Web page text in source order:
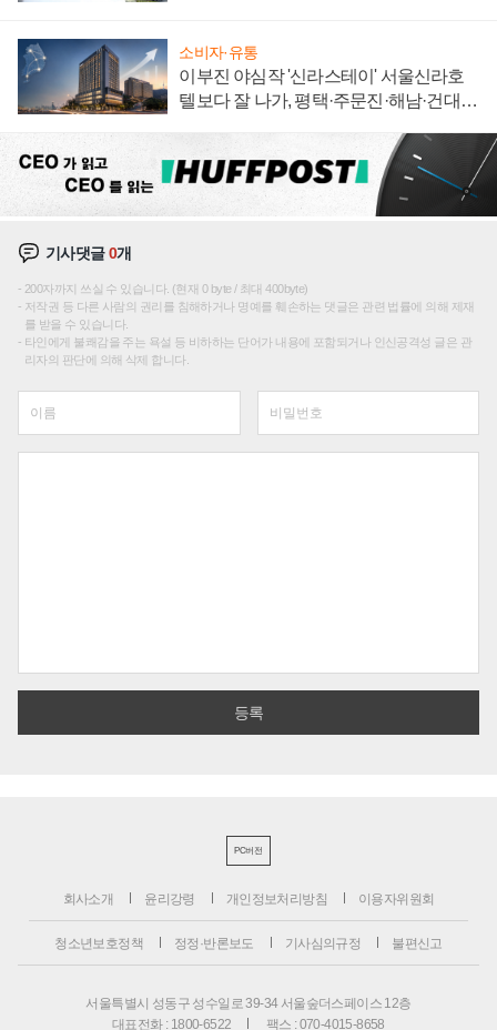
소비자·유통
이부진 야심작 '신라스테이' 서울신라호
텔보다 잘 나가, 평택·주문진·해남·건대로
기사댓글0개
200자까지 쓰실 수 있습니다. (현재 0 byte / 최대 400byte)
저작권 등 다른 사람의 권리를 침해하거나 명예를 훼손하는 댓글은 관련 법률에 의해 제재
를 받을 수 있습니다.
타인에게 불쾌감을 주는 욕설 등 비하하는 단어가 내용에 포함되거나 인신공격성 글은 관
리자의 판단에 의해 삭제 합니다.
PC버전
회사소개 윤리강령 개인정보처리방침 이용자위원회
청소년보호정책 정정·반론보도 기사심의규정 불편신고
서울특별시 성동구 성수일로 39-34 서울숲더스페이스 12층
대표전화 : 1800-6522
팩스 : 070-4015-8658